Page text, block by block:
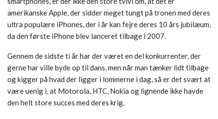
amerikanske Apple, der sidder meget tungt på tronen med deres
ultra populære iPhones, der i år kan fejre deres 10 års jubilæum,
da den første iPhone blev lanceret tilbage i 2007.
Gennem de sidste ti år har der været en del konkurrenter, der
gerne har ville byde op til dans, men når man tænker lidt tilbage
og kigger på hvad der ligger i lommerne i dag, så er det svært at
være uenig i, at Motorola, HTC, Nokia og lignende ikke havde
den helt store succes med deres krig.